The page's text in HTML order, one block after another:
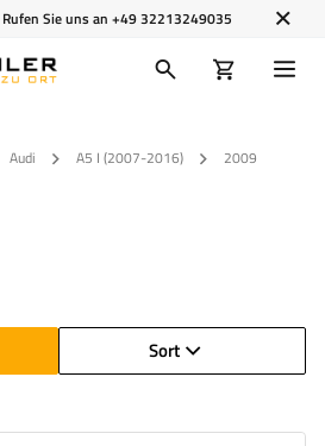
Sie uns an +49 32213249035
Audi A5 I (2007-2016) 2009
Sort